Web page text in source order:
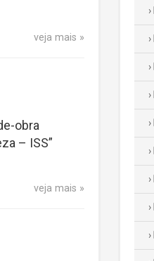
veja mais
obra
– ISS”
veja mais